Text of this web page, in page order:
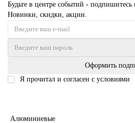
Будьте в центре событий -
Новинки, скидки, акции.
Оформить
Я прочитал и согласен с условиями
Алюминиевые